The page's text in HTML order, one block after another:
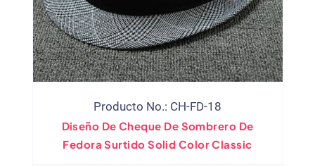
Producto No.: CH-FD-18
Diseño De Cheque De Sombrero De
Fedora Surtido Solid Color Classic